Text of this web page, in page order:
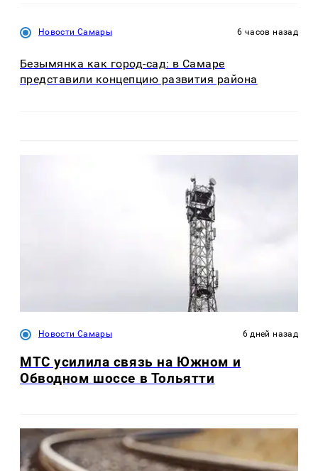
Новости Самары 6 часов назад
Безымянка как город-сад: в Самаре
представили концепцию развития района
Новости Самары 6 дней назад
МТС усилила связь на Южном и
Обводном шоссе в Тольятти